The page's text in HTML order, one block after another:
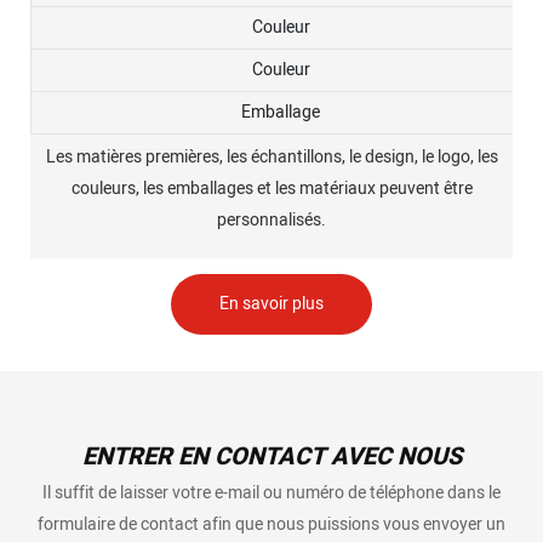
Couleur
Couleur
Emballage
Les matières premières, les échantillons, le design, le logo, les
couleurs, les emballages et les matériaux peuvent être
personnalisés.
En savoir plus
ENTRER EN CONTACT AVEC NOUS
Il suffit de laisser votre e-mail ou numéro de téléphone dans le
formulaire de contact afin que nous puissions vous envoyer un